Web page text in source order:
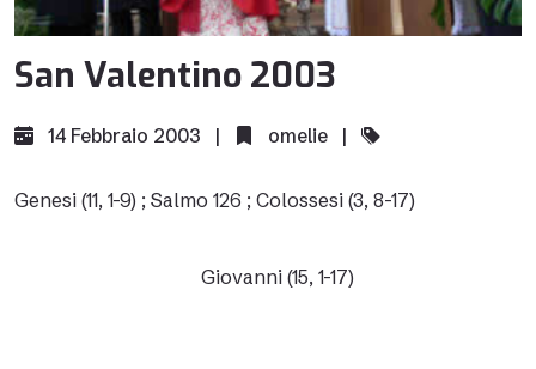
San Valentino 2003
14 Febbraio 2003 | omelie |
Genesi (11, 1-9) ; Salmo 126 ; Colossesi (3, 8-17)
Giovanni (15, 1-17)